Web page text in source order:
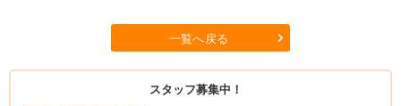
一覧へ戻る
スタッフ募集中！